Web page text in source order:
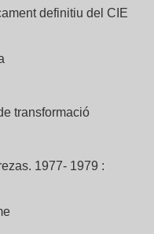
definitiu del CIE
transformació
1977- 1979 :